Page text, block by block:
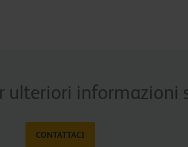
ulteriori informazioni
CONTATTACI